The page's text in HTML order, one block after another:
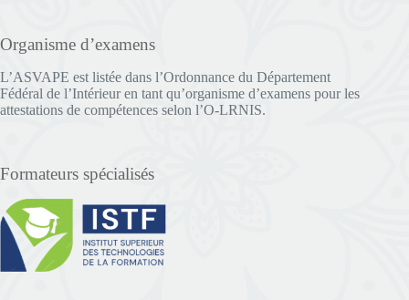
Organisme d’examens
L’ASVAPE est listée dans l’Ordonnance du Département
Fédéral de l’Intérieur en tant qu’organisme d’examens pour les
attestations de compétences selon l’O-LRNIS.
Formateurs spécialisés